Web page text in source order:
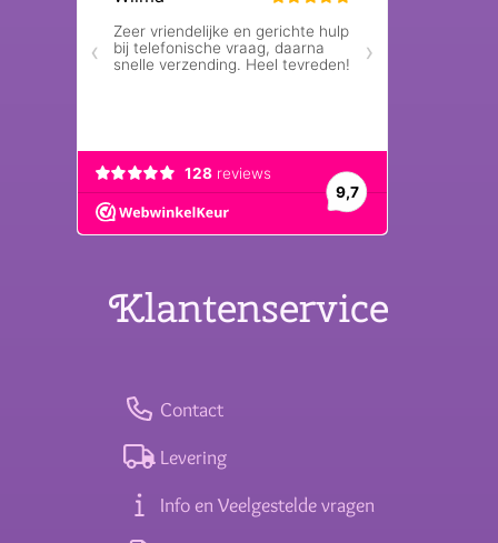
Klantenservice
Contact
Levering
Info en Veelgestelde vragen